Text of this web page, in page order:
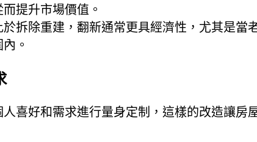
提升市場價值。
於拆除重建，翻新通常更具經濟性，尤其是當
。
喜好和需求進行量身定制，這樣的改造讓房